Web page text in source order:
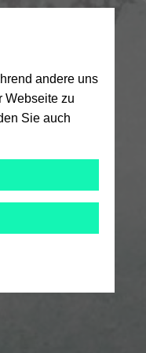
andere uns
Webseite zu
Sie auch